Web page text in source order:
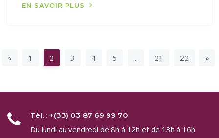
EN SAVOIR PLUS
«Page suivante
1 2 3 4 5 ... 21 22 »
Tél. : +(33) 03 87 69 99 70
Du lundi au vendredi de 8h à 12h et de 13h à 16h